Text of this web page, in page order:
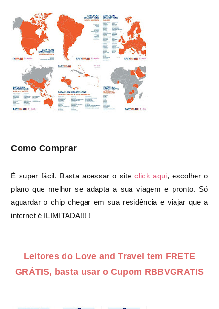
Como Comprar
É super fácil. Basta acessar o siteclick aqui, escolher o
plano que melhor se adapta a sua viagem e pronto. Só
aguardar o chip chegar em sua residência e viajar que a
internet é ILIMITADA!!!!!
Leitores do Love and Travel tem FRETE
GRÁTIS, basta usar o Cupom RBBVGRATIS